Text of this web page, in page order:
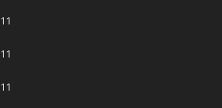
11
11
11